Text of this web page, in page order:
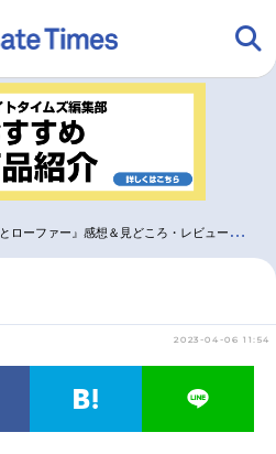
アニメ
トレンド 無料マンガ
ーファー』感想＆見どころ・レビュー募集（ネタバレあり）
2023-04-06 11:54